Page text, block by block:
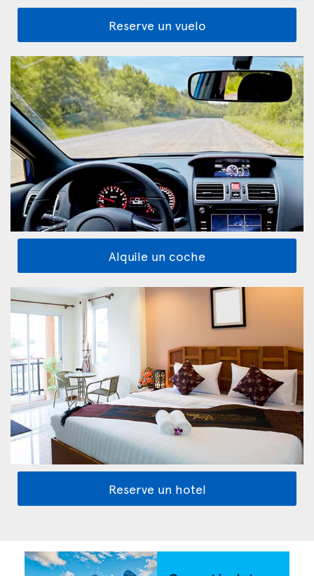
Reserve un vuelo
Alquile un coche
Reserve un hotel